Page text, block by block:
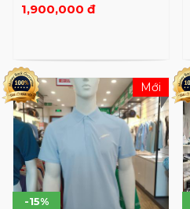
1,900,000 đ
-15%
Mới